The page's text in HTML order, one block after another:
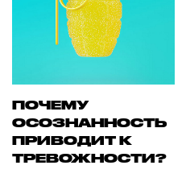
ПОЧЕМУ
ОСОЗНАННОСТЬ
ПРИВОДИТ К
ТРЕВОЖНОСТИ?